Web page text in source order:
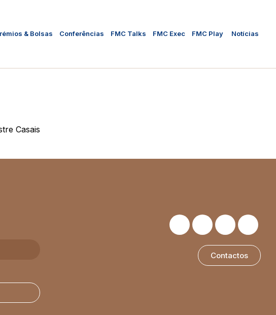
& Bolsas Conferências FMC Talks FMC Exec FMC Play Notícias
Casais
Contactos